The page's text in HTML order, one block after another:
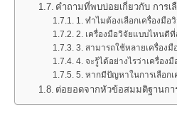
คำถามที่พบบ่อยเกี่ยวกับ การเ
1. ทำไมต้องเลือกเครื่องมือ
2. เครื่องมือวิจัยแบบไหนดี
3. สามารถใช้หลายเครื่อง
4. จะรู้ได้อย่างไรว่าเครื่อง
5. หากมีปัญหาในการเลือก
ต่อยอดจากหัวข้อสมมติฐานกา